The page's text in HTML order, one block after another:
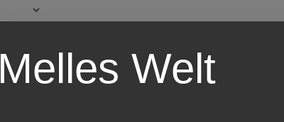
Melles Welt